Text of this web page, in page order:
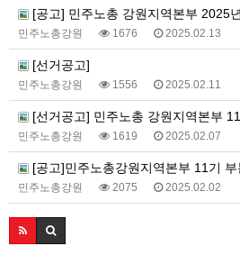
[공고] 민주노총 강원지역본부 2025년 29
민주노총강원 1676 2025.02.13
[선거공고]
민주노총강원 1556 2025.02.11
[선거공고] 민주노총 강원지역본부 11기 부본부장
민주노총강원 1619 2025.02.07
[공고]민주노총강원지역본부 11기
민주노총강원 2075 2025.02.02